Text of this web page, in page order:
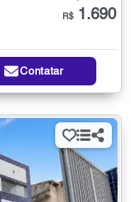
R$ 1.690
Contatar